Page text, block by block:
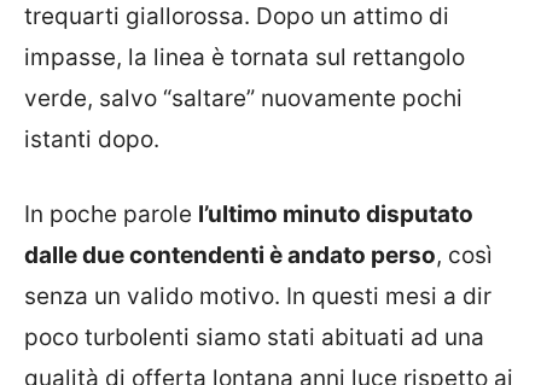
trequarti giallorossa. Dopo un attimo di
impasse, la linea è tornata sul rettangolo
verde, salvo “saltare” nuovamente pochi
istanti dopo.
In poche parole l’ultimo minuto disputato
dalle due contendenti è andato perso, così
senza un valido motivo. In questi mesi a dir
poco turbolenti siamo stati abituati ad una
qualità di offerta lontana anni luce rispetto ai